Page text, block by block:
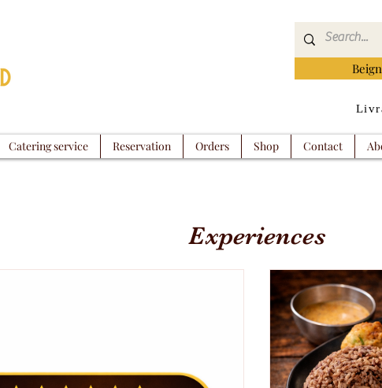
Catering service Reservation Orders Shop Contact
Experiences